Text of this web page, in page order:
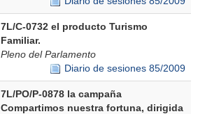
7L/C-0732 el producto Turismo
Familiar.
Pleno del Parlamento
Diario de sesiones 85/2009
7L/PO/P-0878 la campaña
Compartimos nuestra fortuna, dirigida